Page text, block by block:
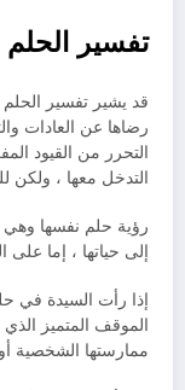
تفسير الحلم
قد يشير تفسير
رضاها عن العادات
التحرر من القيود
التدخل معها ، ولكن
رؤية حلم نفسها وهي
إلى حياتها ، إما
إذا رأت السيدة في
الموقف المتميز
ممارستها الشخصية